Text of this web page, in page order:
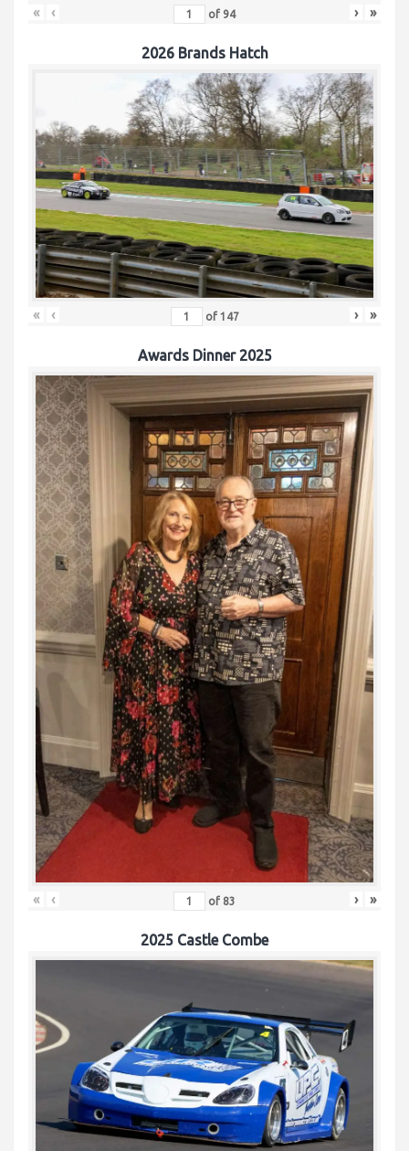
« ‹ of 94 › »
2026 Brands Hatch
« ‹ of 147 › »
Awards Dinner 2025
« ‹ of 83 › »
2025 Castle Combe